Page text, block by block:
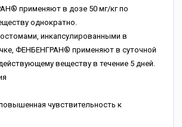
применяют в дозе 50 мг/кг по
однократно.
инкапсулированными в
ФЕНБЕНГРАН® применяют в суточной
веществу в течение 5 дней.
чувствительность к